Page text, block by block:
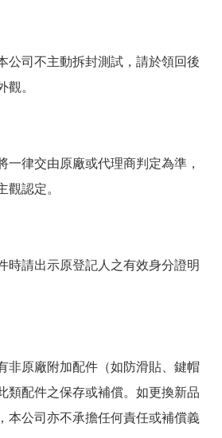
公司不主動拆封測試，請於領回後
觀。
一律交由原廠或代理商判定為準，
觀認定。
時請出示原登記人之有效身分證明
非原廠附加配件（如防滑貼、鍵帽
類配件之保存或補償。如更換新品
本公司亦不承擔任何責任或補償義